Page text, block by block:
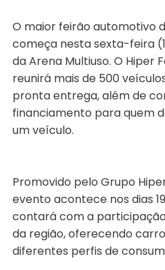
O maior feirão automotivo
começa nesta sexta-feira
da Arena Multiuso. O Hiper
reunirá mais de 500
pronta entrega, além de
financiamento para quem
um veículo.
Promovido pelo Grupo
evento acontece nos dias
contará com a
da região, oferecendo
diferentes perfis de